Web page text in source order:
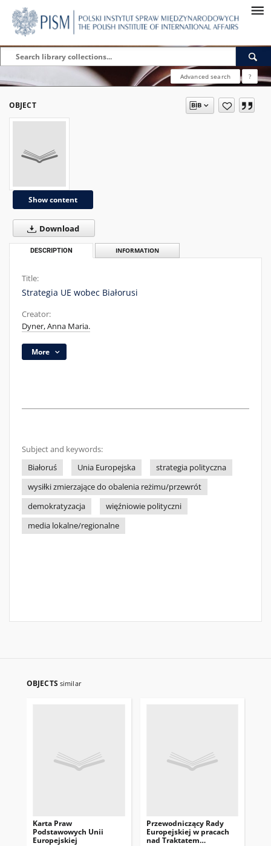
Advanced search ?
OBJECT
Show content
Download
DESCRIPTION INFORMATION
Title:
Strategia UE wobec Białorusi
Creator:
Dyner, Anna Maria.
More
Subject and keywords:
Białoruś
Unia Europejska
strategia polityczna
wysiłki zmierzające do obalenia reżimu/przewrót
demokratyzacja
więźniowie polityczni
media lokalne/regionalne
OBJECTS similar
Karta Praw
Podstawowych Unii
Europejskiej
Przewodniczący Rady
Europejskiej w pracach
nad Traktatem